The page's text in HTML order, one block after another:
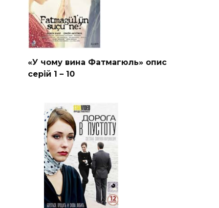
«У чому вина Фатмагюль» опис
серій 1 – 10